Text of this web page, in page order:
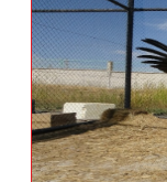
Ederseniz